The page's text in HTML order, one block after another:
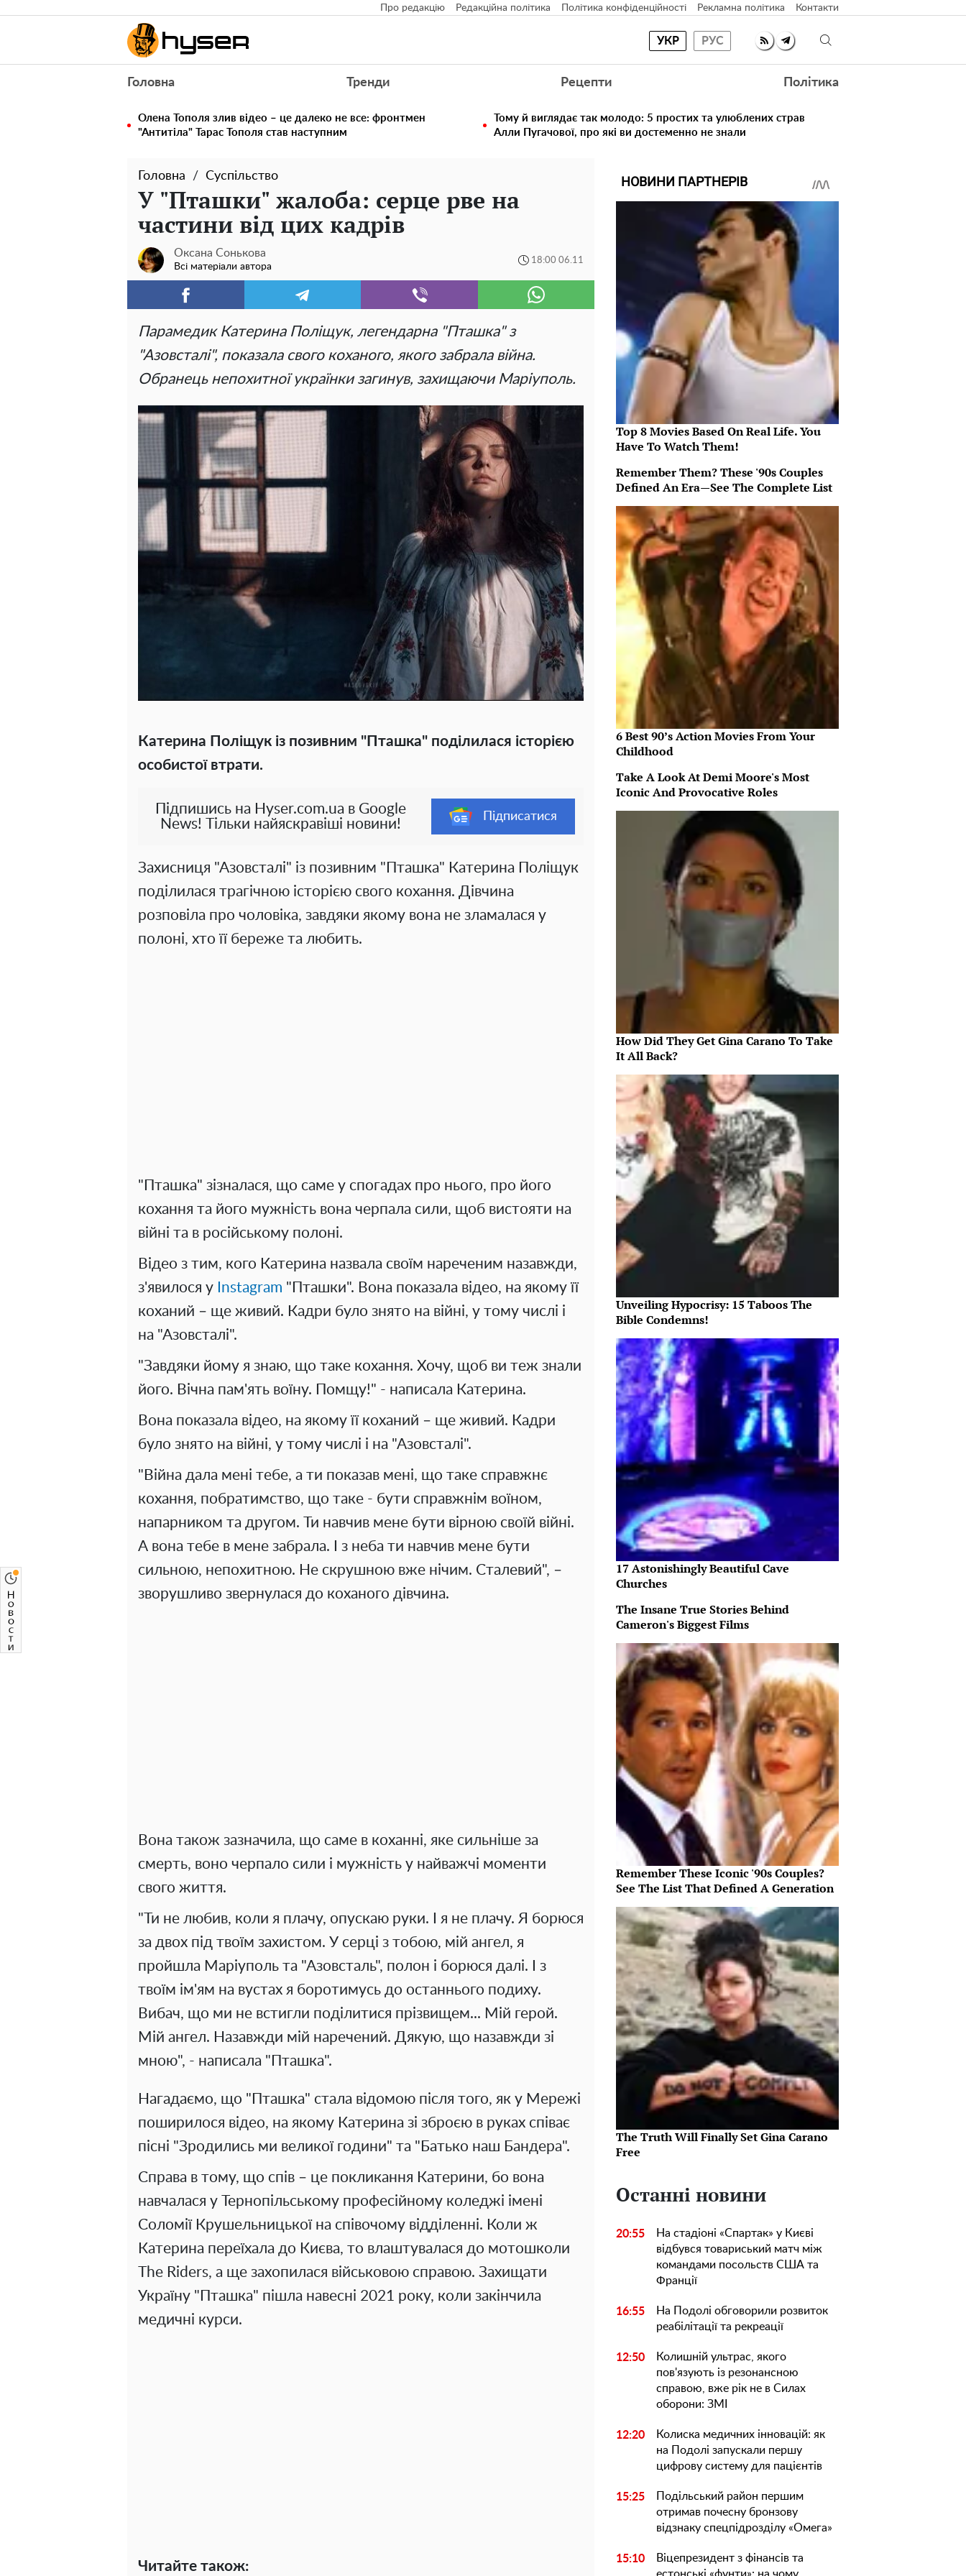
Про редакцію Редакційна політика Політика конфіденційності Рекламна політика Контакти
УКР РУС
Головна Тренди Рецепти Політика
Олена Тополя злив відео – це далеко не все: фронтмен
"Антитіла" Тарас Тополя став наступним
Тому й виглядає так молодо: 5 простих та улюблених страв
Алли Пугачової, про які ви достеменно не знали
Головна Суспільство
У "Пташки" жалоба: серце рве на
частини від цих кадрів
Оксана Сонькова
Всі матеріали автора
18:00 06.11
Парамедик Катерина Поліщук, легендарна "Пташка" з
"Азовсталі", показала свого коханого, якого забрала війна.
Обранець непохитної українки загинув, захищаючи Маріуполь.
Катерина Поліщук із позивним "Пташка" поділилася історією
особистої втрати.
Підпишись на Hyser.com.ua в Google
News! Тільки найяскравіші новини!
Підписатися
Захисниця "Азовсталі" із позивним "Пташка" Катерина Поліщук
поділилася трагічною історією свого кохання. Дівчина
розповіла про чоловіка, завдяки якому вона не зламалася у
полоні, хто її береже та любить.
"Пташка" зізналася, що саме у спогадах про нього, про його
кохання та його мужність вона черпала сили, щоб вистояти на
війні та в російському полоні.
Відео з тим, кого Катерина назвала своїм нареченим назавжди,
з'явилося у Instagram "Пташки". Вона показала відео, на якому її
коханий – ще живий. Кадри було знято на війні, у тому числі і
на "Азовсталі".
"Завдяки йому я знаю, що таке кохання. Хочу, щоб ви теж знали
його. Вічна пам'ять воїну. Помщу!" - написала Катерина.
Вона показала відео, на якому її коханий – ще живий. Кадри
було знято на війні, у тому числі і на "Азовсталі".
"Війна дала мені тебе, а ти показав мені, що таке справжнє
кохання, побратимство, що таке - бути справжнім воїном,
напарником та другом. Ти навчив мене бути вірною своїй війні.
А вона тебе в мене забрала. І з неба ти навчив мене бути
сильною, непохитною. Не скрушною вже нічим. Сталевий", –
зворушливо звернулася до коханого дівчина.
Вона також зазначила, що саме в коханні, яке сильніше за
смерть, воно черпало сили і мужність у найважчі моменти
свого життя.
"Ти не любив, коли я плачу, опускаю руки. І я не плачу. Я борюся
за двох під твоїм захистом. У серці з тобою, мій ангел, я
пройшла Маріуполь та "Азовсталь", полон і борюся далі. І з
твоїм ім'ям на вустах я боротимусь до останнього подиху.
Вибач, що ми не встигли поділитися прізвищем... Мій герой.
Мій ангел. Назавжди мій наречений. Дякую, що назавжди зі
мною", - написала "Пташка".
Нагадаємо, що "Пташка" стала відомою після того, як у Мережі
поширилося відео, на якому Катерина зі зброєю в руках співає
пісні "Зродились ми великої години" та "Батько наш Бандера".
Справа в тому, що спів – це покликання Катерини, бо вона
навчалася у Тернопільському професійному коледжі імені
Соломії Крушельницької на співочому відділенні. Коли ж
Катерина переїхала до Києва, то влаштувалася до мотошколи
The Riders, а ще захопилася військовою справою. Захищати
Україну "Пташка" пішла навесні 2021 року, коли закінчила
медичні курси.
Читайте також:
НОВИНИ ПАРТНЕРІВ
Top 8 Movies Based On Real Life. You
Have To Watch Them!
Remember Them? These '90s Couples
Defined An Era—See The Complete List
6 Best 90’s Action Movies From Your
Childhood
Take A Look At Demi Moore's Most
Iconic And Provocative Roles
How Did They Get Gina Carano To Take
It All Back?
Unveiling Hypocrisy: 15 Taboos The
Bible Condemns!
17 Astonishingly Beautiful Cave
Churches
The Insane True Stories Behind
Cameron's Biggest Films
Remember These Iconic '90s Couples?
See The List That Defined A Generation
The Truth Will Finally Set Gina Carano
Free
Останні новини
20:55
На стадіоні «Спартак» у Києві
відбувся товариський матч між
командами посольств США та
Франції
16:55
На Подолі обговорили розвиток
реабілітації та рекреації
12:50
Колишній ультрас, якого
пов'язують із резонансною
справою, вже рік не в Силах
оборони: ЗМІ
12:20
Колиска медичних інновацій: як
на Подолі запускали першу
цифрову систему для пацієнтів
15:25
Подільський район першим
отримав почесну бронзову
відзнаку спецпідрозділу «Омега»
15:10
Віцепрезидент з фінансів та